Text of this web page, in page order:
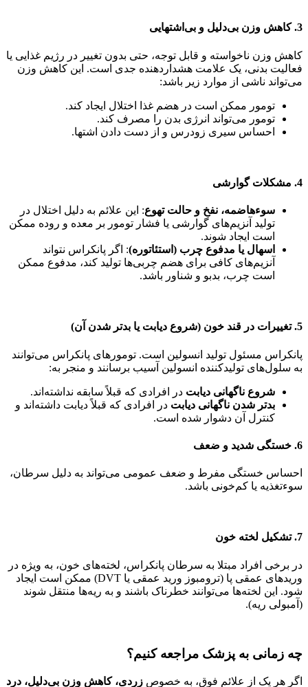
3. کاهش وزن بی‌دلیل و بی‌اشتهایی
کاهش وزن ناخواسته و قابل توجه، حتی بدون تغییر در رژیم غذایی یا
فعالیت بدنی، یک علامت هشداردهنده جدی است. این کاهش وزن
می‌تواند ناشی از موارد زیر باشد:
تومور ممکن است در هضم غذا اختلال ایجاد کند.
تومور می‌تواند انرژی بدن را مصرف کند.
احساس سیری زودرس و از دست دادن اشتها.
4. مشکلات گوارشی
سوءهاضمه، نفخ و حالت تهوع: این علائم به دلیل اختلال در
تولید آنزیم‌های گوارشی یا فشار تومور بر معده و روده ممکن
است ایجاد شوند.
اسهال یا مدفوع چرب (استئاتوره): اگر پانکراس نتواند
آنزیم‌های کافی برای هضم چربی‌ها تولید کند، مدفوع ممکن
است چرب، بدبو و شناور باشد.
5. تغییرات در قند خون (شروع دیابت یا بدتر شدن آن)
پانکراس مسئول تولید انسولین است. تومورهای پانکراس می‌توانند
به سلول‌های تولیدکننده انسولین آسیب برسانند و منجر به:
شروع ناگهانی دیابت در افرادی که قبلاً سابقه نداشته‌اند.
بدتر شدن ناگهانی دیابت در افرادی که قبلاً دیابت داشته‌اند و
کنترل آن دشوار شده است.
6. خستگی شدید و ضعف
احساس خستگی مفرط و ضعف عمومی می‌تواند به دلیل سرطان،
سوءتغذیه یا کم‌خونی باشد.
7. تشکیل لخته خون
در برخی افراد مبتلا به سرطان پانکراس، لخته‌های خون، به ویژه در
وریدهای عمقی پا (ترومبوز ورید عمقی یا DVT) ممکن است ایجاد
شود. این لخته‌ها می‌توانند خطرناک باشند و به ریه‌ها منتقل شوند
(آمبولی ریه).
چه زمانی به پزشک مراجعه کنیم؟
اگر هر یک از علائم فوق، به خصوص زردی، کاهش وزن بی‌دلیل، درد